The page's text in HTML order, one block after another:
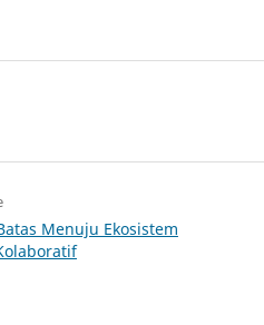
Menuju Ekosistem